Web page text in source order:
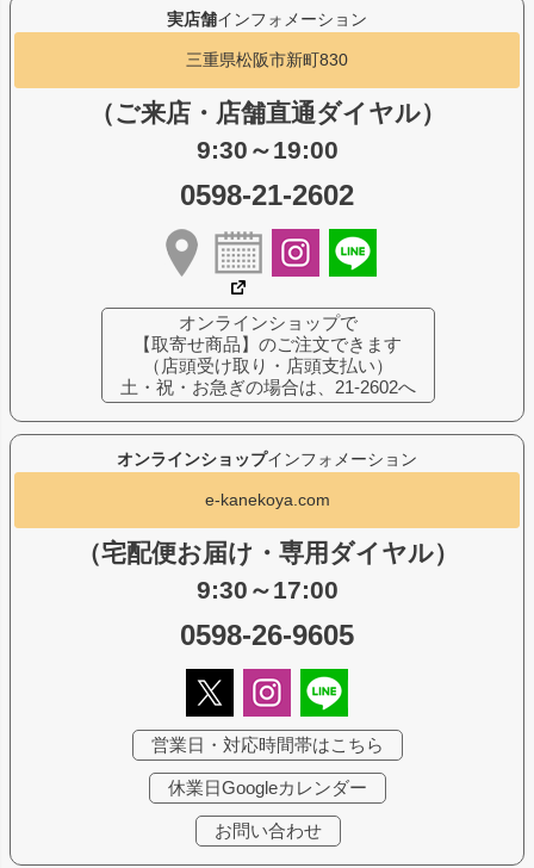
オンラインショップインフォメーション
e-kanekoya.com
（宅配便お届け・専用ダイヤル）
9:30～17:00
0598-26-9605
営業日・対応時間帯はこちら
休業日Googleカレンダー
お問い合わせ
実店舗インフォメーション
三重県松阪市新町830
（ご来店・店舗直通ダイヤル）
9:30～19:00
0598-21-2602
オンラインショップで
【取寄せ商品】のご注文できます
（店頭受け取り・店頭支払い）
土・祝・お急ぎの場合は、21-2602へ